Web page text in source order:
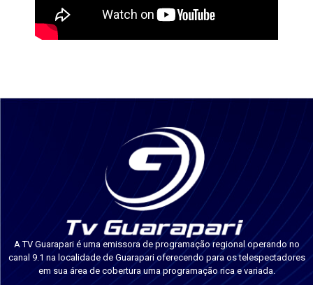
A TV Guarapari é uma emissora de programação regional operando no
canal 9.1 na localidade de Guarapari oferecendo para os telespectadores
em sua área de cobertura uma programação rica e variada.